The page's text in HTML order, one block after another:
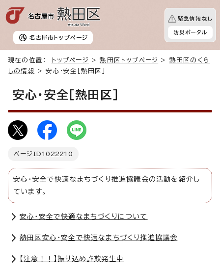
名古屋市 トップページ
緊急情報なし
防災ポータル
現在の位置： トップページ >熱田区トップページ > 熱田区のくら
しの情報
> 安心・安全［熱田区］
安心・安全［熱田区］
ページID 1022210
安心・安全で快適なまちづくり推進協議会の活動を紹介し
ています。
安心・安全で快適なまちづくりについて
熱田区安心・安全で快適なまちづくり推進協議会
【注意！！】振り込め詐欺発生中